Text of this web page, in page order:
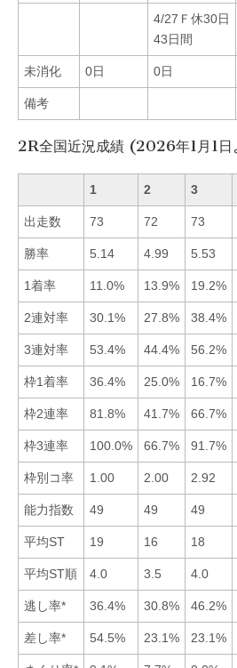
4/27Ｆ休30日
43日間
未消化 0日 0日
備考
2R全国近況成績 (2026年1月1日
1 2 3
出走数 73 72 73
勝率 5.14 4.99 5.53
1着率 11.0% 13.9% 19.2%
2連対率 30.1% 27.8% 38.4%
3連対率 53.4% 44.4% 56.2%
枠1着率 36.4% 25.0% 16.7%
枠2連率 81.8% 41.7% 66.7%
枠3連率 100.0% 66.7% 91.7%
枠別コ率 1.00 2.00 2.92
能力指数 49 49 49
平均ST 19 16 18
平均ST順 4.0 3.5 4.0
逃し率* 36.4% 30.8% 46.2%
差し率* 54.5% 23.1% 23.1%